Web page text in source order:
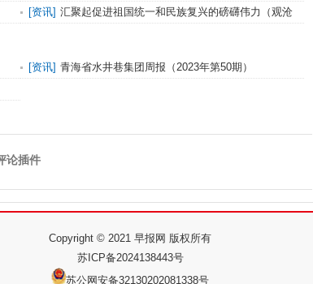
暖仍将持续
[资讯] 汇聚起促进祖国统一和民族复兴的磅礴伟力（观沧
[资讯] 青海省水井巷集团周报（2023年第50期）
论插件
Copyright © 2021 早报网 版权所有
苏ICP备2024138443号
苏公网安备32130202081338号